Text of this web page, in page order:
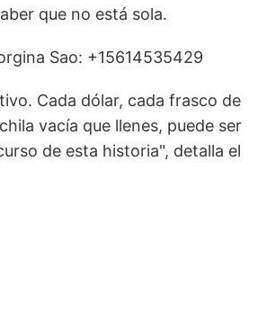
que no está sola.
Sao: +15614535429
Cada dólar, cada frasco de
vacía que llenes, puede ser
de esta historia", detalla el